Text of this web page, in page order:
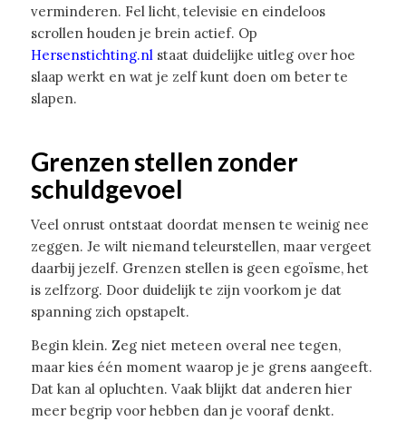
verminderen. Fel licht, televisie en eindeloos
scrollen houden je brein actief. Op
Hersenstichting.nlstaat duidelijke uitleg over hoe
slaap werkt en wat je zelf kunt doen om beter te
slapen.
Grenzen stellen zonder
schuldgevoel
Veel onrust ontstaat doordat mensen te weinig nee
zeggen. Je wilt niemand teleurstellen, maar vergeet
daarbij jezelf. Grenzen stellen is geen egoïsme, het
is zelfzorg. Door duidelijk te zijn voorkom je dat
spanning zich opstapelt.
Begin klein. Zeg niet meteen overal nee tegen,
maar kies één moment waarop je je grens aangeeft.
Dat kan al opluchten. Vaak blijkt dat anderen hier
meer begrip voor hebben dan je vooraf denkt.